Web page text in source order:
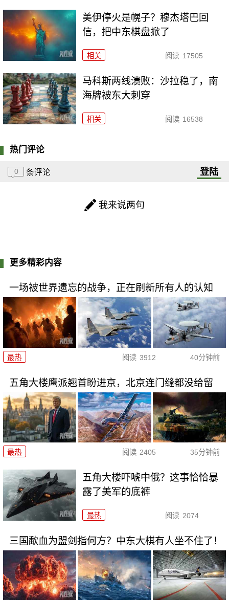
美伊停火是幌子？穆杰塔巴回
信，把中东棋盘掀了
相关 阅读 17505
马科斯两线溃败：沙拉稳了，南
海牌被东大刺穿
相关 阅读 16538
热门评论
0 条评论 登陆
我来说两句
更多精彩内容
一场被世界遗忘的战争，正在刷新所有人的认知
最热 阅读 3912 40分钟前
五角大楼鹰派翘首盼进京，北京连门缝都没给留
最热 阅读 2405 35分钟前
五角大楼吓唬中俄？这事恰恰暴
露了美军的底裤
最热 阅读 2074
三国歃血为盟剑指何方？中东大棋有人坐不住了！